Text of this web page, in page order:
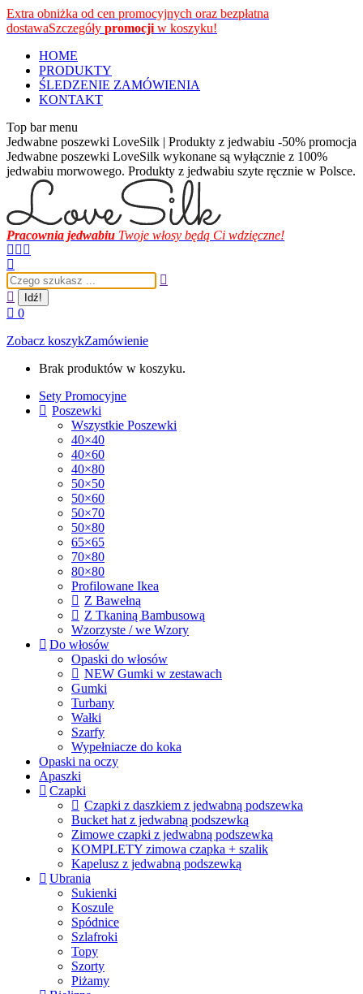
Przewiń
do
Extra obniżka od cen promocyjnych oraz bezpłatna
dostawaSzczegóły promocji w koszyku!
HOME
PRODUKTY
ŚLEDZENIE ZAMÓWIENIA
KONTAKT
Top bar menu
Jedwabne poszewki LoveSilk | Produkty z jedwabiu -50% promocja
Jedwabne poszewki LoveSilk wykonane są wyłącznie z 100%
jedwabiu morwowego. Produkty z jedwabiu szyte ręcznie w Polsce.
Pracownia jedwabiu Twoje włosy będą Ci wdzięczne!
Facebook
opens
in
new
window
Instagram
opens
in
new
window
opens
in
new
Szukaj:
0
Zobacz koszykZamówienie
Brak produktów w koszyku.
Sety Promocyjne
Poszewki
Wszystkie Poszewki
40×40
40×60
40×80
50×50
50×60
50×70
50×80
65×65
70×80
80×80
Profilowane Ikea
Z Bawełną
Z Tkaniną Bambusową
Wzorzyste / we Wzory
Do włosów
Opaski do włosów
NEW Gumki w zestawach
Gumki
Turbany
Wałki
Szarfy
Wypełniacze do koka
Opaski na oczy
Apaszki
Czapki
Czapki z daszkiem z jedwabną podszewka
Bucket hat z jedwabną podszewką
Zimowe czapki z jedwabną podszewką
KOMPLETY zimowa czapka + szalik
Kapelusz z jedwabną podszewką
Ubrania
Sukienki
Koszule
Spódnice
Szlafroki
Topy
Szorty
Piżamy